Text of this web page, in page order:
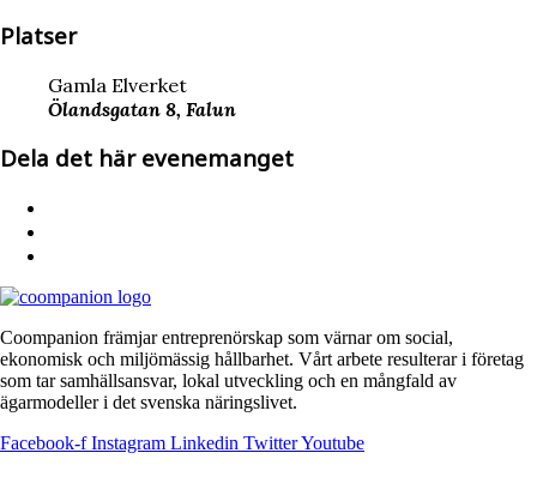
Platser
Gamla Elverket
Ölandsgatan 8, Falun
Dela det här evenemanget
Coompanion främjar entreprenörskap som värnar om social,
ekonomisk och miljömässig hållbarhet. Vårt arbete resulterar i företag
som tar samhällsansvar, lokal utveckling och en mångfald av
ägarmodeller i det svenska näringslivet.
Facebook-f Instagram Linkedin TwitterYoutube